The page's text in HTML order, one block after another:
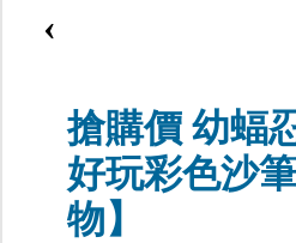
‹
搶購價 幼蝠
好玩彩色沙
物】